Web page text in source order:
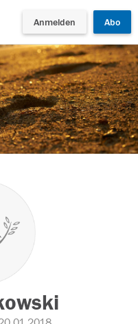
Anmelden Abo